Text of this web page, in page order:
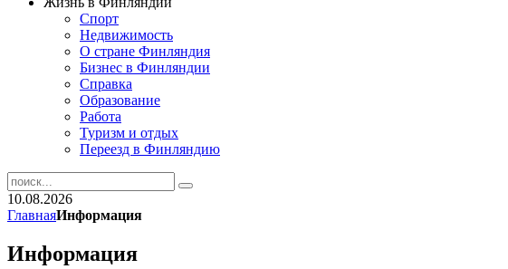
Спорт
Недвижимость
О стране Финляндия
Бизнес в Финляндии
Справка
Образование
Работа
Туризм и отдых
Переезд в Финляндию
10.08.2026
ГлавнаяИнформация
Информация